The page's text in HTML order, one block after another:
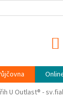
OCHRANY
U Outlast® -